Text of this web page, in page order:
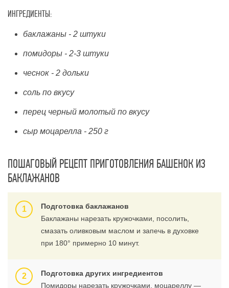
ИНГРЕДИЕНТЫ:
баклажаны - 2 штуки
помидоры - 2-3 штуки
чеснок - 2 дольки
соль по вкусу
перец черный молотый по вкусу
сыр моцарелла - 250 г
ПОШАГОВЫЙ РЕЦЕПТ ПРИГОТОВЛЕНИЯ БАШЕНОК ИЗ
БАКЛАЖАНОВ
Подготовка баклажанов
Баклажаны нарезать кружочками, посолить,
смазать оливковым маслом и запечь в духовке
при 180° примерно 10 минут.
Подготовка других ингредиентов
Помидоры нарезать кружочками, моцареллу —